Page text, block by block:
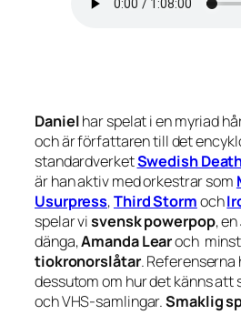
Danielhar spelat i en myriad
och är författaren till det
standardverketSwedish
är han aktiv med orkestrar som
Usurpress,Third Stormoch
spelar visvensk powerpop, en
dänga,Amanda Learoch
tiokronorslåtar.
dessutom om hur det känns att
och VHS-samlingar.Smaklig